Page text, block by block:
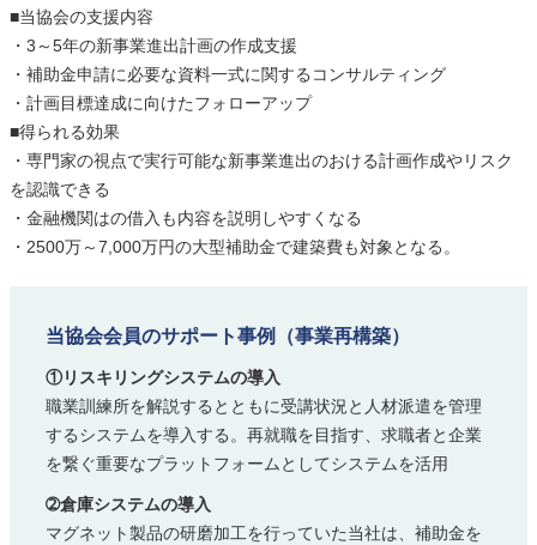
■当協会の支援内容
・3～5年の新事業進出計画の作成支援
・補助金申請に必要な資料一式に関するコンサルティング
・計画目標達成に向けたフォローアップ
■得られる効果
・専門家の視点で実行可能な新事業進出のおける計画作成やリスク
を認識できる
・金融機関はの借入も内容を説明しやすくなる
・2500万～7,000万円の大型補助金で建築費も対象となる。
当協会会員のサポート事例（事業再構築）
①リスキリングシステムの導入
職業訓練所を解説するとともに受講状況と人材派遣を管理
するシステムを導入する。再就職を目指す、求職者と企業
を繋ぐ重要なプラットフォームとしてシステムを活用
➁倉庫システムの導入
マグネット製品の研磨加工を行っていた当社は、補助金を